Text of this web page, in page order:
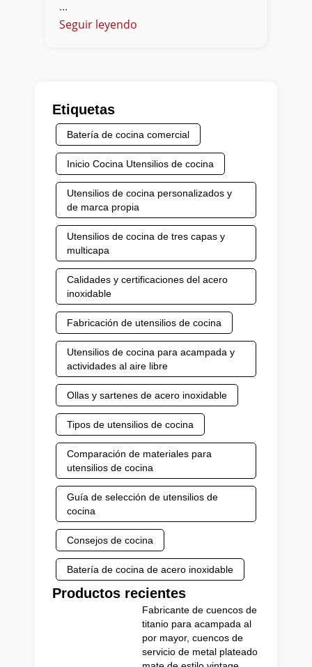
...
Seguir leyendo
Etiquetas
Batería de cocina comercial
Inicio Cocina Utensilios de cocina
Utensilios de cocina personalizados y
de marca propia
Utensilios de cocina de tres capas y
multicapa
Calidades y certificaciones del acero
inoxidable
Fabricación de utensilios de cocina
Utensilios de cocina para acampada y
actividades al aire libre
Ollas y sartenes de acero inoxidable
Tipos de utensilios de cocina
Comparación de materiales para
utensilios de cocina
Guía de selección de utensilios de
cocina
Consejos de cocina
Batería de cocina de acero inoxidable
Productos recientes
Fabricante de cuencos de
titanio para acampada al
por mayor, cuencos de
servicio de metal plateado